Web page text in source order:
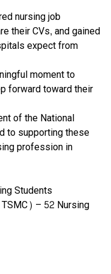
nursing job
their CVs, and gained
expect from
moment to
forward toward their
of the National
to supporting these
profession in
Students
– 52 Nursing